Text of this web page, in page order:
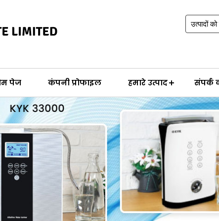
पेज कंपनी प्रोफाइल हमारे उत्पाद संपर्क